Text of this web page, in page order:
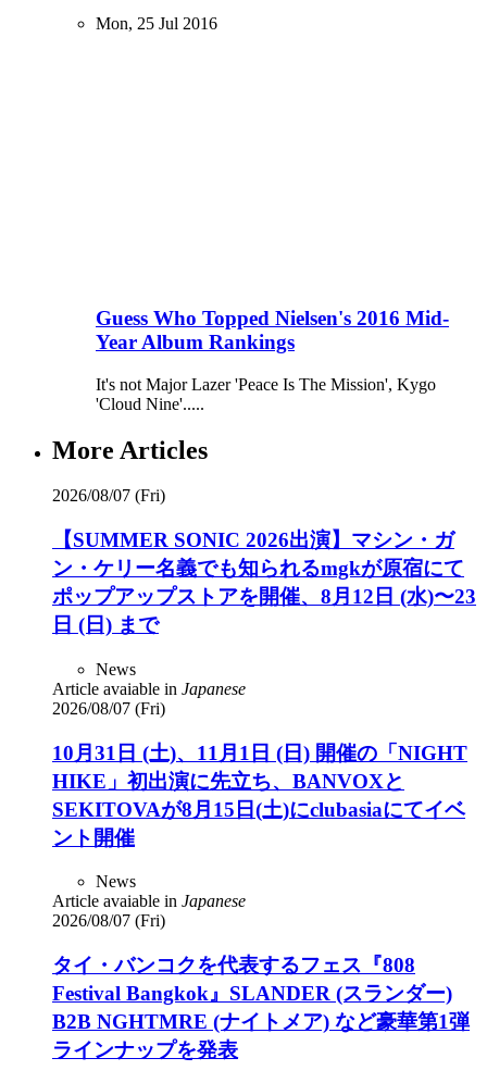
Mon, 25 Jul 2016
Guess Who Topped Nielsen's 2016 Mid-
Year Album Rankings
It's not Major Lazer 'Peace Is The Mission', Kygo
'Cloud Nine'.....
More Articles
2026/08/07 (Fri)
【SUMMER SONIC 2026出演】マシン・ガ
ン・ケリー名義でも知られるmgkが原宿にて
ポップアップストアを開催、8月12日 (水)〜23
日 (日) まで
News
Article avaiable in Japanese
2026/08/07 (Fri)
10月31日 (土)、11月1日 (日) 開催の「NIGHT
HIKE」初出演に先立ち、BANVOXと
SEKITOVAが8月15日(土)にclubasiaにてイベ
ント開催
News
Article avaiable in Japanese
2026/08/07 (Fri)
タイ・バンコクを代表するフェス『808
Festival Bangkok』SLANDER (スランダー)
B2B NGHTMRE (ナイトメア) など豪華第1弾
ラインナップを発表